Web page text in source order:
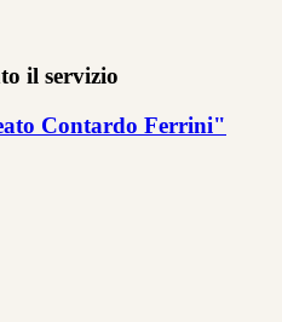
il servizio
Contardo Ferrini"